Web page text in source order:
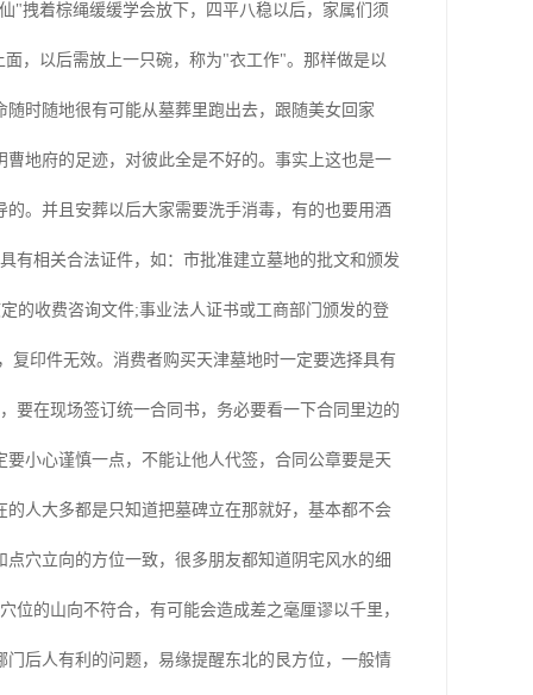
"拽着棕绳缓缓学会放下，四平八稳以后，家属们须
，以后需放上一只碗，称为"衣工作"。那样做是以
时随地很有可能从墓葬里跑出去，跟随美女回家
地府的足迹，对彼此全是不好的。事实上这也是一
。并且安葬以后大家需要洗手消毒，有的也要用酒
有相关合法证件，如：市批准建立墓地的批文和颁发
的收费咨询文件;事业法人证书或工商部门颁发的登
复印件无效。消费者购买天津墓地时一定要选择具有
要在现场签订统一合同书，务必要看一下合同里边的
小心谨慎一点，不能让他人代签，合同公章要是天
人大多都是只知道把墓碑立在那就好，基本都不会
穴立向的方位一致，很多朋友都知道阴宅风水的细
位的山向不符合，有可能会造成差之毫厘谬以千里，
后人有利的问题，易缘提醒东北的艮方位，一般情